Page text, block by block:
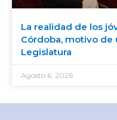
La realidad de los
Córdoba, motivo de
Legislatura
Agosto 6, 2026